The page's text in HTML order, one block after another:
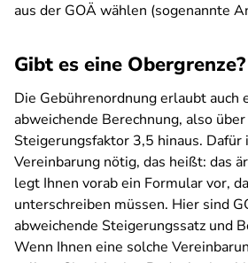
aus der GOÄ wählen (sogenannte
Gibt es eine Obergrenze?
Die Gebührenordnung erlaubt auch
abweichende Berechnung, also
Steigerungsfaktor 3,5 hinaus. Dafür
Vereinbarung nötig, das heißt: das
legt Ihnen vorab ein Formular vor,
unterschreiben müssen. Hier sind
abweichende Steigerungssatz und
Wenn Ihnen eine solche